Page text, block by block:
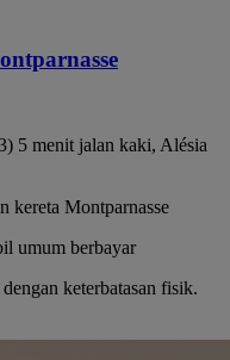
5 menit jalan kaki, Alésia
kereta Montparnasse
umum berbayar
keterbatasan fisik.